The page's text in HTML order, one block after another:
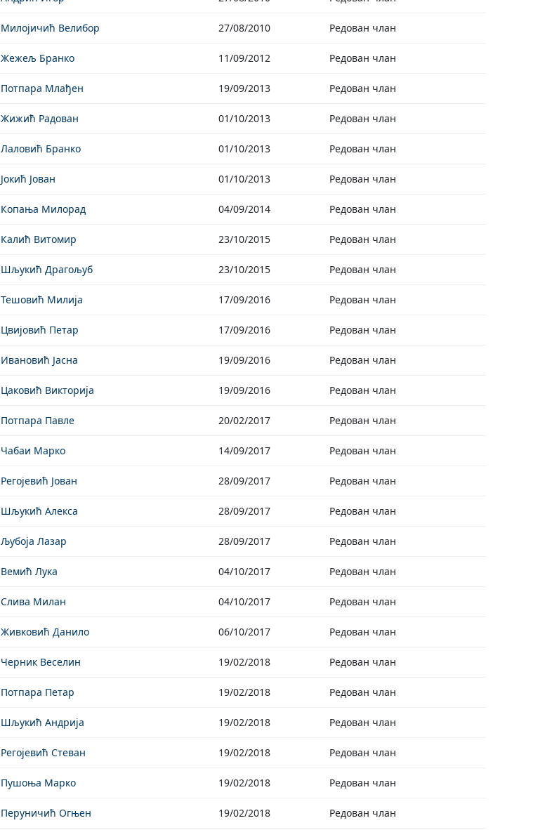
Милојичић Велибор 27/08/2010 Редован члан
Жежељ Бранко 11/09/2012 Редован члан
Потпара Млађен 19/09/2013 Редован члан
Жижић Радован 01/10/2013 Редован члан
Лаловић Бранко 01/10/2013 Редован члан
Јокић Јован 01/10/2013 Редован члан
Копања Милорад 04/09/2014 Редован члан
Калић Витомир 23/10/2015 Редован члан
Шљукић Драгољуб 23/10/2015 Редован члан
Тешовић Милија 17/09/2016 Редован члан
Цвијовић Петар 17/09/2016 Редован члан
Ивановић Јасна 19/09/2016 Редован члан
Цаковић Викторија 19/09/2016 Редован члан
Потпара Павле 20/02/2017 Редован члан
Чабаи Марко 14/09/2017 Редован члан
Регојевић Јован 28/09/2017 Редован члан
Шљукић Алекса 28/09/2017 Редован члан
Љубоја Лазар 28/09/2017 Редован члан
Вемић Лука 04/10/2017 Редован члан
Слива Милан 04/10/2017 Редован члан
Живковић Данило 06/10/2017 Редован члан
Черник Веселин 19/02/2018 Редован члан
Потпара Петар 19/02/2018 Редован члан
Шљукић Андрија 19/02/2018 Редован члан
Регојевић Стеван 19/02/2018 Редован члан
Пушоња Марко 19/02/2018 Редован члан
Перуничић Огњен 19/02/2018 Редован члан